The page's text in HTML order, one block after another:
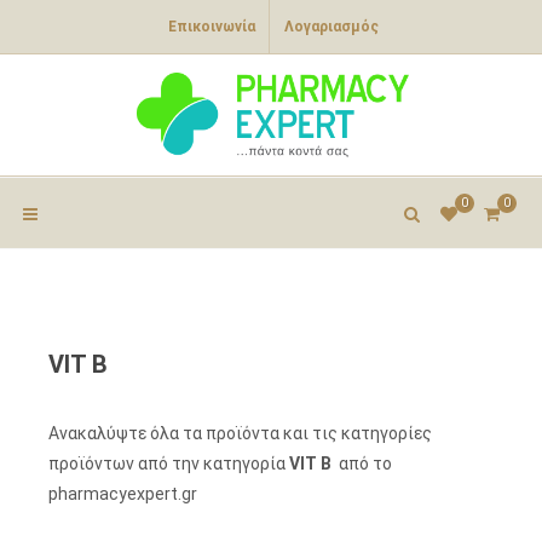
Επικοινωνία Λογαριασμός
0
0
VIT B
Ανακαλύψτε όλα τα προϊόντα και τις κατηγορίες
προϊόντων από την κατηγορίαVIT B από το
pharmacyexpert.gr